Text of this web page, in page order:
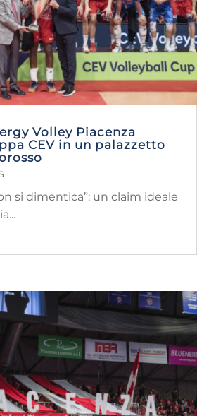
Volley Piacenza
CEV in un palazzetto
si dimentica”: un claim ideale